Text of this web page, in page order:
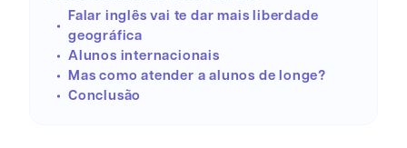
Falar inglês vai te dar mais liberdade
geográfica
Alunos internacionais
Mas como atender a alunos de longe?
Conclusão